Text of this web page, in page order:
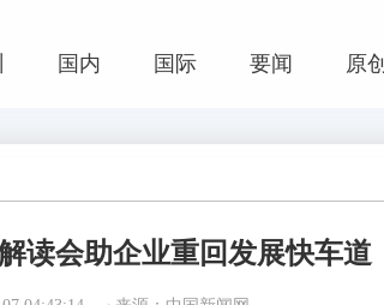
国内 国际 要闻 原创
读会助企业重回发展快车道